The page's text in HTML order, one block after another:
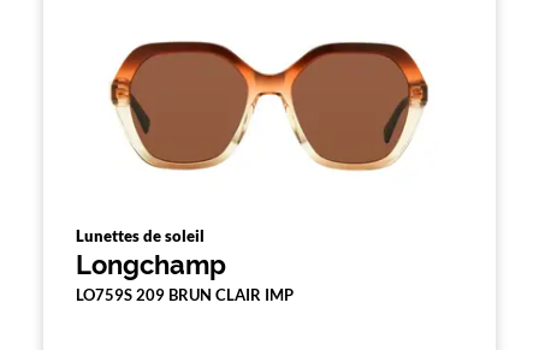
Lunettes de soleil
Longchamp
LO759S 209 BRUN CLAIR IMP